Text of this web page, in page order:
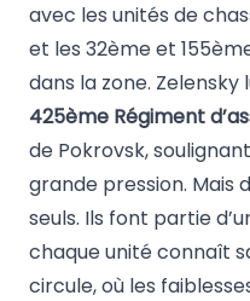
avec les unités de
et les 32ème et
dans la zone.
425ème Régiment
de Pokrovsk,
grande pression. Mais
seuls. Ils font partie
chaque unité connaît
circule, où les